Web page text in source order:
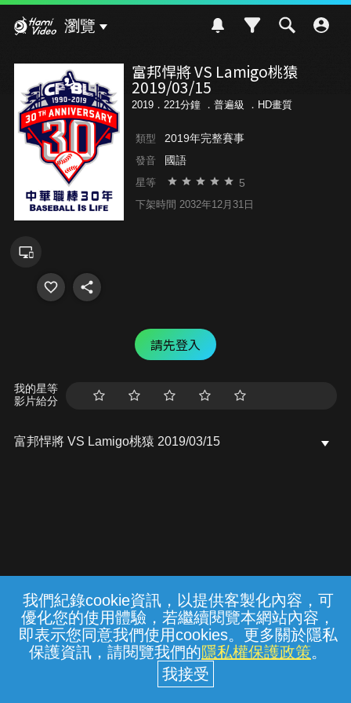
我們紀錄cookie資訊，以提供客製化內容，可
優化您的使用體驗，若繼續閱覽本網站內容，
即表示您同意我們使用cookies。更多關於隱私
保護資訊，請閱覽我們的隱私權保護政策。
瀏覽
富邦悍將 VS Lamigo桃猿
2019/03/15
2019．221分鐘 ． 普遍級 ．HD畫質
類型 2019年完整賽事
發音 國語
星等 5
下架時間 2032年12月31日
請先登入
我的星等
影片給分
富邦悍將 VS Lamigo桃猿 2019/03/15
常見問題 線上客服 服務條款 隱私權保護
中華電信股份有限公司個人家庭分公司
(統一編號：96979949) © 2026
{{notifyMsg}}